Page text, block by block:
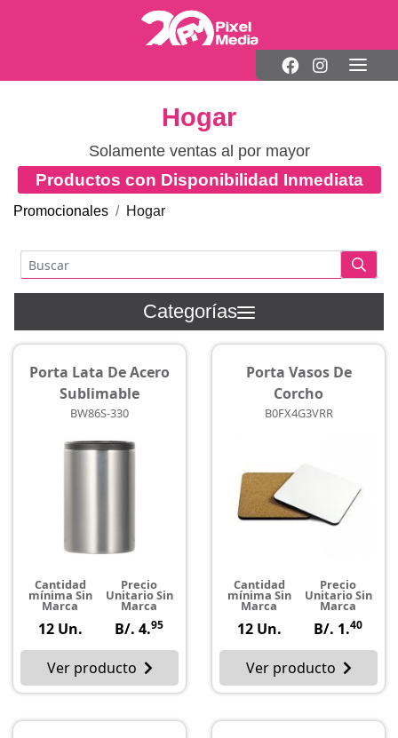
Hogar
Solamente ventas al por mayor
Productos con Disponibilidad Inmediata
Promocionales Hogar
Categorías
Porta Lata De Acero
Sublimable
BW86S-330
Cantidad
mínima Sin
Marca
12 Un.
Precio
Unitario Sin
Marca
B/. 4.95
Ver producto
Porta Vasos De
Corcho
B0FX4G3VRR
Cantidad
mínima Sin
Marca
12 Un.
Precio
Unitario Sin
Marca
B/. 1.40
Ver producto